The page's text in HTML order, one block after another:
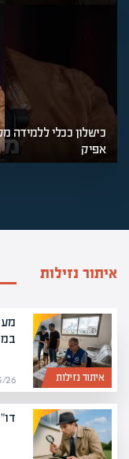
כישלון ככלי ללמידה
אפיק
איתור נזילות
איתור נזילות 02/03/26 (י״ג